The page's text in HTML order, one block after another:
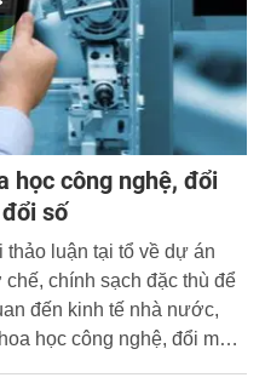
học công nghệ, đổi
số
thảo luận tại tổ về dự án
chính sạch đặc thù để
đến kinh tế nhà nước,
học công nghệ, đổi mới